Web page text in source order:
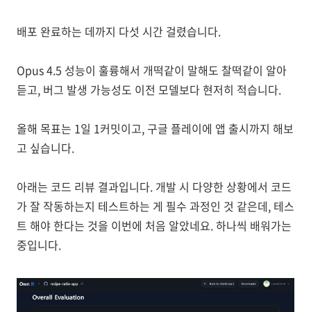
배포 완료하는 데까지 다섯 시간 걸렸습니다.
Opus 4.5 성능이 훌륭해서 개떡같이 말해도 찰떡같이 알아
듣고, 버그 발생 가능성도 이전 모델보다 현저히 적습니다.
올해 목표는 1일 1커밋이고, 구글 플레이에 앱 출시까지 해보
고 싶습니다.
아래는 코드 리뷰 결과입니다. 개발 시 다양한 상황에서 코드
가 잘 작동하는지 테스트하는 게 필수 과정인 것 같은데, 테스
트 해야 한다는 것을 이번에 처음 알았네요. 하나씩 배워가는
중입니다.